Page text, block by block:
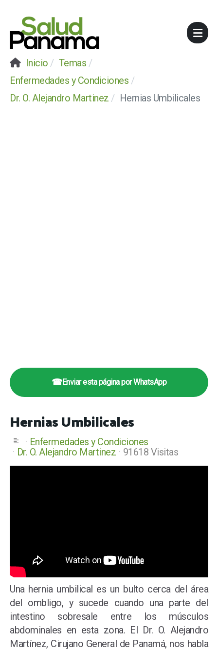
Inicio
Temas
Enfermedades y Condiciones
Dr. O. Alejandro Martinez
Hernias Umbilicales
☎Enviar esta página por WhatsApp
Hernias Umbilicales
Enfermedades y Condiciones
Dr. O. Alejandro Martinez
91618 Visitas
Una hernia umbilical es un bulto cerca del área
del ombligo, y sucede cuando una parte del
intestino sobresale entre los músculos
abdominales en esta zona. El Dr. O. Alejandro
Martínez, Cirujano General de Panamá, nos habla